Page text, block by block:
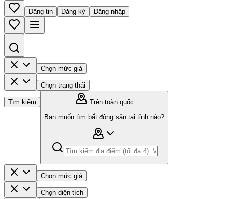
Đăng tin Đăng ký Đăng nhập
Chọn mức giá
Chọn trạng thái
Tìm kiếm
Trên toàn quốc
Bạn muốn tìm bất động sản tại tỉnh nào?
Chọn mức giá
Chọn diện tích